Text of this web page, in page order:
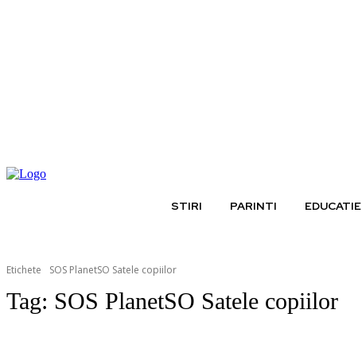
STIRI PARINTI EDUCATIE
Etichete SOS PlanetSO Satele copiilor
Tag: SOS PlanetSO Satele copiilor